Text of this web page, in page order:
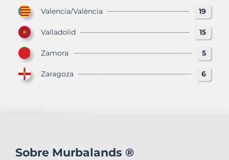
Valencia/València 19
Valladolid 15
Zamora 5
Zaragoza 6
Sobre Murbalands ®